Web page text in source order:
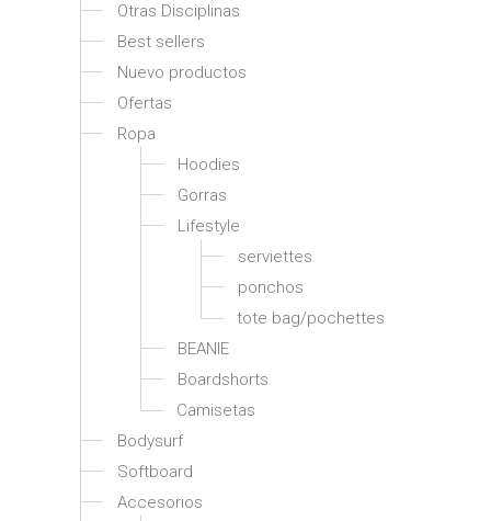
Otras Disciplinas
Best sellers
Nuevo productos
Ofertas
Ropa
Hoodies
Gorras
Lifestyle
serviettes
ponchos
tote bag/pochettes
BEANIE
Boardshorts
Camisetas
Bodysurf
Softboard
Accesorios